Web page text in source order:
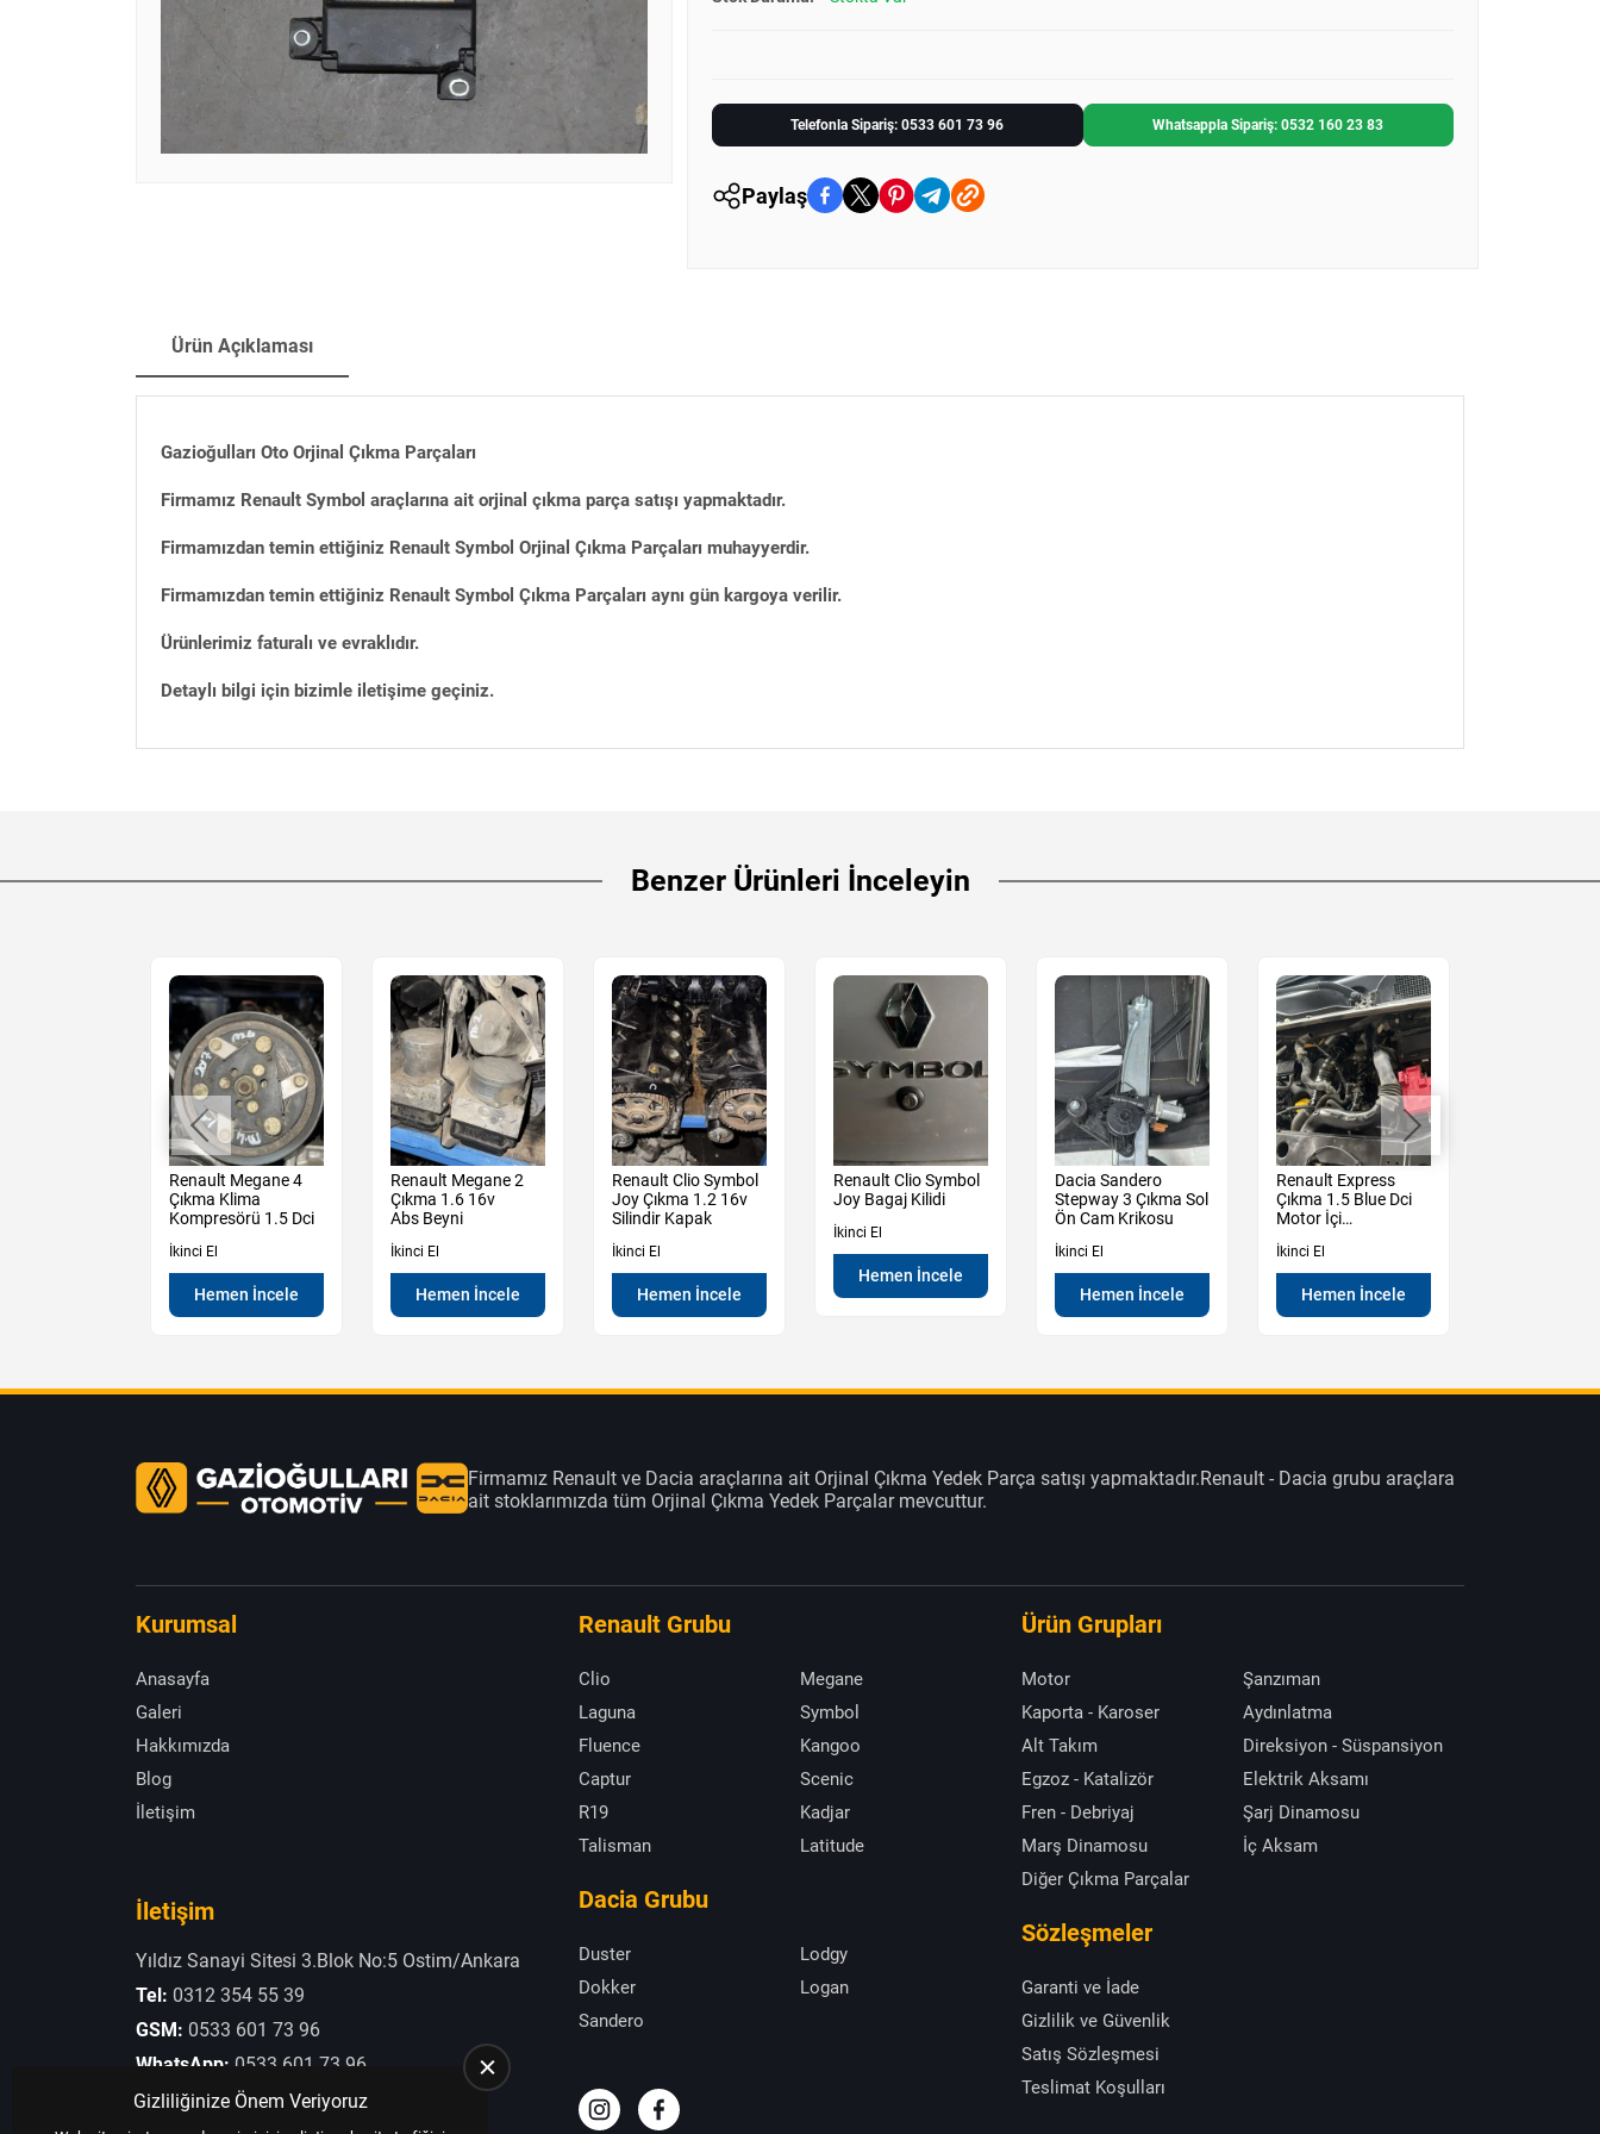
Telefonla Sipariş: 0533 601 73 96 Whatsappla Sipariş: 0532 160 23 83
Paylaş
Ürün Açıklaması
Gazioğulları Oto Orjinal Çıkma Parçaları
Firmamız Renault Symbol araçlarına ait orjinal çıkma parça satışı yapmaktadır.
Firmamızdan temin ettiğiniz Renault Symbol Orjinal Çıkma Parçaları muhayyerdir.
Firmamızdan temin ettiğiniz Renault Symbol Çıkma Parçaları aynı gün kargoya verilir.
Ürünlerimiz faturalı ve evraklıdır.
Detaylı bilgi için bizimle iletişime geçiniz.
Benzer Ürünleri İnceleyin
Renault Megane 4
Çıkma Klima
Kompresörü 1.5 Dci
İkinci El
Hemen İncele
Renault Megane 2
Çıkma 1.6 16v
Abs Beyni
İkinci El
Hemen İncele
Renault Clio Symbol
Joy Çıkma 1.2 16v
Silindir Kapak
İkinci El
Hemen İncele
Renault Clio Symbol
Joy Bagaj Kilidi
İkinci El
Hemen İncele
Dacia Sandero
Stepway 3 Çıkma Sol
Ön Cam Krikosu
İkinci El
Hemen İncele
Renault Express
Çıkma 1.5 Blue Dci
Motor İçi
Elektrik Tesisatı
İkinci El
Hemen İncele
Firmamız Renault ve Dacia araçlarına ait Orjinal Çıkma Yedek Parça satışı yapmaktadır.Renault - Dacia grubu araçlara
ait stoklarımızda tüm Orjinal Çıkma Yedek Parçalar mevcuttur.
Kurumsal
Anasayfa
Galeri
Hakkımızda
Blog
İletişim
İletişim
Yıldız Sanayi Sitesi 3.Blok No:5 Ostim/Ankara
Tel: 0312 354 55 39
GSM: 0533 601 73 96
WhatsApp: 0533 601 73 96
E-Posta:otogaziogullari@hotmail.com
Renault Grubu
Clio
Megane
Laguna
Symbol
Fluence
Kangoo
Captur
Scenic
R19
Kadjar
Talisman
Latitude
Dacia Grubu
Duster
Lodgy
Dokker
Logan
Sandero
Ürün Grupları
Motor
Şanzıman
Kaporta - Karoser
Aydınlatma
Alt Takım
Direksiyon - Süspansiyon
Egzoz - Katalizör
Elektrik Aksamı
Fren - Debriyaj
Şarj Dinamosu
Marş Dinamosu
İç Aksam
Diğer Çıkma Parçalar
Sözleşmeler
Garanti ve İade
Gizlilik ve Güvenlik
Satış Sözleşmesi
Teslimat Koşulları
Gizliliğinize Önem Veriyoruz